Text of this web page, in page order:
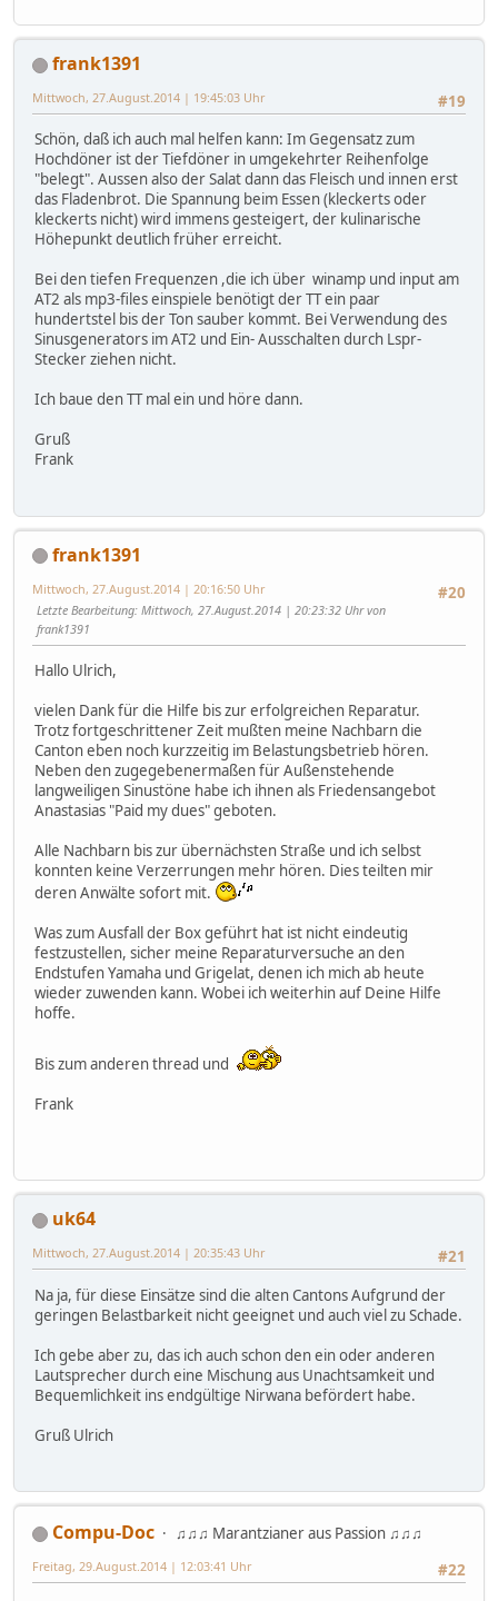
frank1391
#19
Mittwoch, 27.August.2014 | 19:45:03 Uhr
Schön, daß ich auch mal helfen kann: Im Gegensatz zum
Hochdöner ist der Tiefdöner in umgekehrter Reihenfolge
"belegt". Aussen also der Salat dann das Fleisch und innen erst
das Fladenbrot. Die Spannung beim Essen (kleckerts oder
kleckerts nicht) wird immens gesteigert, der kulinarische
Höhepunkt deutlich früher erreicht.
Bei den tiefen Frequenzen ,die ich über winamp und input am
AT2 als mp3-files einspiele benötigt der TT ein paar
hundertstel bis der Ton sauber kommt. Bei Verwendung des
Sinusgenerators im AT2 und Ein- Ausschalten durch Lspr-
Stecker ziehen nicht.
Ich baue den TT mal ein und höre dann.
Gruß
Frank
frank1391
#20
Mittwoch, 27.August.2014 | 20:16:50 Uhr
Letzte Bearbeitung: Mittwoch, 27.August.2014 | 20:23:32 Uhr von
frank1391
Hallo Ulrich,
vielen Dank für die Hilfe bis zur erfolgreichen Reparatur.
Trotz fortgeschrittener Zeit mußten meine Nachbarn die
Canton eben noch kurzzeitig im Belastungsbetrieb hören.
Neben den zugegebenermaßen für Außenstehende
langweiligen Sinustöne habe ich ihnen als Friedensangebot
Anastasias "Paid my dues" geboten.
Alle Nachbarn bis zur übernächsten Straße und ich selbst
konnten keine Verzerrungen mehr hören. Dies teilten mir
deren Anwälte sofort mit.
Was zum Ausfall der Box geführt hat ist nicht eindeutig
festzustellen, sicher meine Reparaturversuche an den
Endstufen Yamaha und Grigelat, denen ich mich ab heute
wieder zuwenden kann. Wobei ich weiterhin auf Deine Hilfe
hoffe.
Bis zum anderen thread und
Frank
uk64
#21
Mittwoch, 27.August.2014 | 20:35:43 Uhr
Na ja, für diese Einsätze sind die alten Cantons Aufgrund der
geringen Belastbarkeit nicht geeignet und auch viel zu Schade.
Ich gebe aber zu, das ich auch schon den ein oder anderen
Lautsprecher durch eine Mischung aus Unachtsamkeit und
Bequemlichkeit ins endgültige Nirwana befördert habe.
Gruß Ulrich
Compu-Doc
♫♫♫ Marantzianer aus Passion ♫♫♫
#22
Freitag, 29.August.2014 | 12:03:41 Uhr